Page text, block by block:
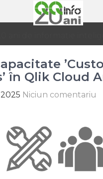
în Qlik Cloud
Niciun comentariu